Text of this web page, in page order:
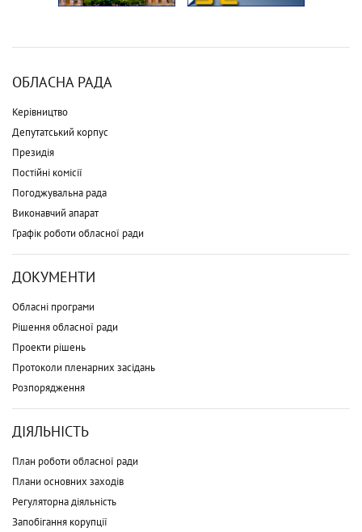
ОБЛАСНА РАДА
Керівництво
Депутатський корпус
Президія
Постійні комісії
Погоджувальна рада
Виконавчий апарат
Графік роботи обласної ради
ДОКУМЕНТИ
Обласні програми
Рішення обласної ради
Проекти рішень
Протоколи пленарних засідань
Розпорядження
ДІЯЛЬНІСТЬ
План роботи обласної ради
Плани основних заходів
Регуляторна діяльність
Запобігання корупції